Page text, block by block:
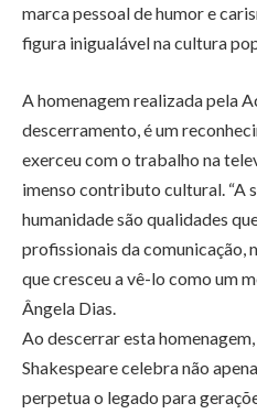
marca pessoal de humor e
figura inigualável na cultura
A homenagem realizada pela
descerramento, é um
exerceu com o trabalho na
imenso contributo cultural. “A
humanidade são qualidades
profissionais da comunicação,
que cresceu a vê-lo como um
Ângela Dias.
Ao descerrar esta
Shakespeare celebra não
perpetua o legado para